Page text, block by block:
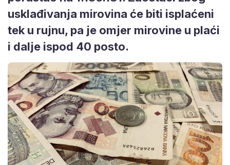
usklađivanja mirovina će biti isplaćeni
tek u rujnu, pa je omjer mirovine u plaći
i dalje ispod 40 posto.